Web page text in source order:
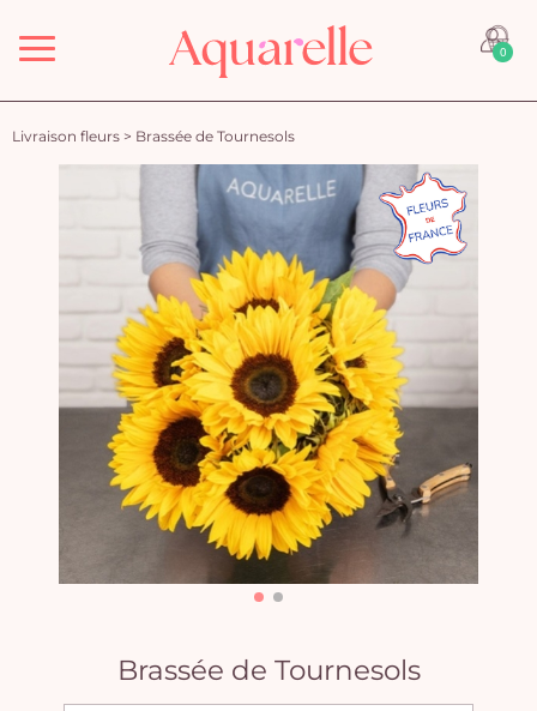
Menu 0
Livraison fleurs > Brassée de Tournesols
Brassée de Tournesols